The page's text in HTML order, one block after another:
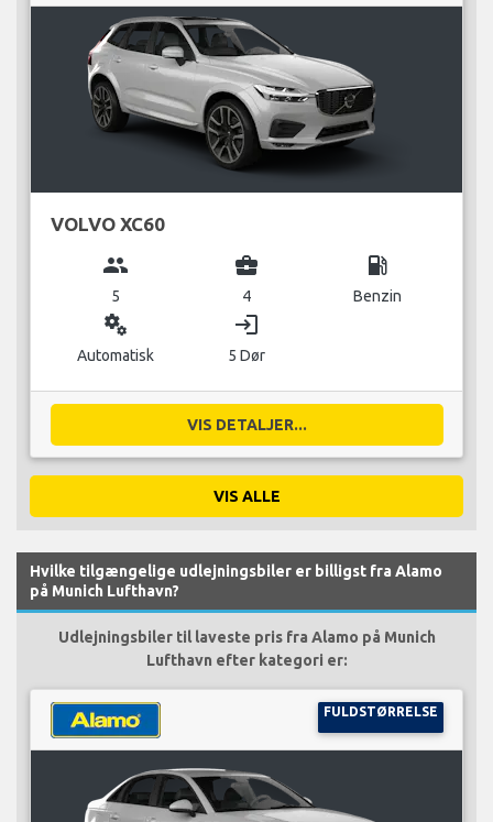
VOLVO XC60
group
5
business_center
4
local_gas_station
Benzin
miscellaneous_services
Automatisk
login
5 Dør
VIS DETALJER...
VIS ALLE
Hvilke tilgængelige udlejningsbiler er billigst fra Alamo
på Munich Lufthavn?
Udlejningsbiler til laveste pris fra Alamo på Munich
Lufthavn efter kategori er:
FULDSTØRRELSE